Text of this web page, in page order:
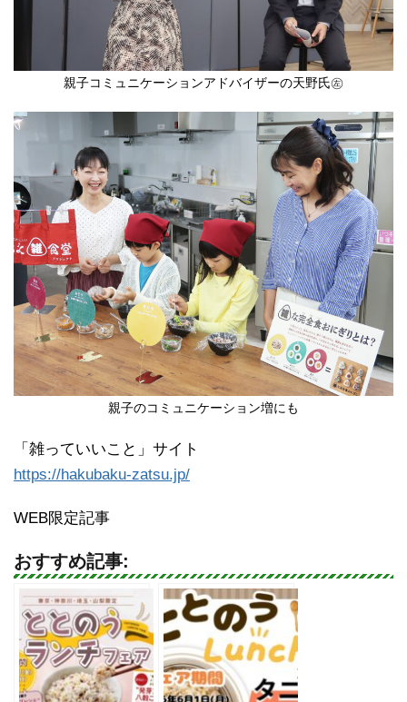
親子コミュニケーションアドバイザーの天野氏㊧
親子のコミュニケーション増にも
「雑っていいこと」サイト
https://hakubaku-zatsu.jp/
WEB限定記事
おすすめ記事: